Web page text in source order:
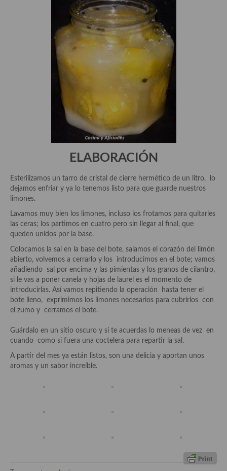
Bocadillos, hamburguesas, sándwich, emparedados, tostas y
Entrantes y primeros platos
Gazpachos, salmorejos, sopas y cremas frías
Arroces Y fideuás
Legumbres y cereales
Cuscús
Huevos
Plato principal
Aves
Carne
Postres y dulces
Postres con frutas
Quesos, recetas
ELABORACIÓN
Esterilizamos un tarro de cristal de cierre hermético de un litro, lo
dejamos enfriar y ya lo tenemos listo para que guarde nuestros
limones.
Lavamos muy bien los limones, incluso los frotamos para quitarles
las ceras; los partimos en cuatro pero sin llegar al final, que
queden unidos por la base.
Colocamos la sal en la base del bote, salamos el corazón del limón
abierto, volvemos a cerrarlo y los introducimos en el bote; vamos
añadiendo sal por encima y las pimientas y los granos de cilantro,
si le vas a poner canela y hojas de laurel es el momento de
introducirlas. Así vamos repitiendo la operación hasta tener el
bote lleno, exprimimos los limones necesarios para cubrirlos con
el zumo y cerramos el bote.
Guárdalo en un sitio oscuro y si te acuerdas lo meneas de vez en
cuando como si fuera una coctelera para repartir la sal.
A partir del mes ya están listos, son una delicia y aportan unos
aromas y un sabor increíble.